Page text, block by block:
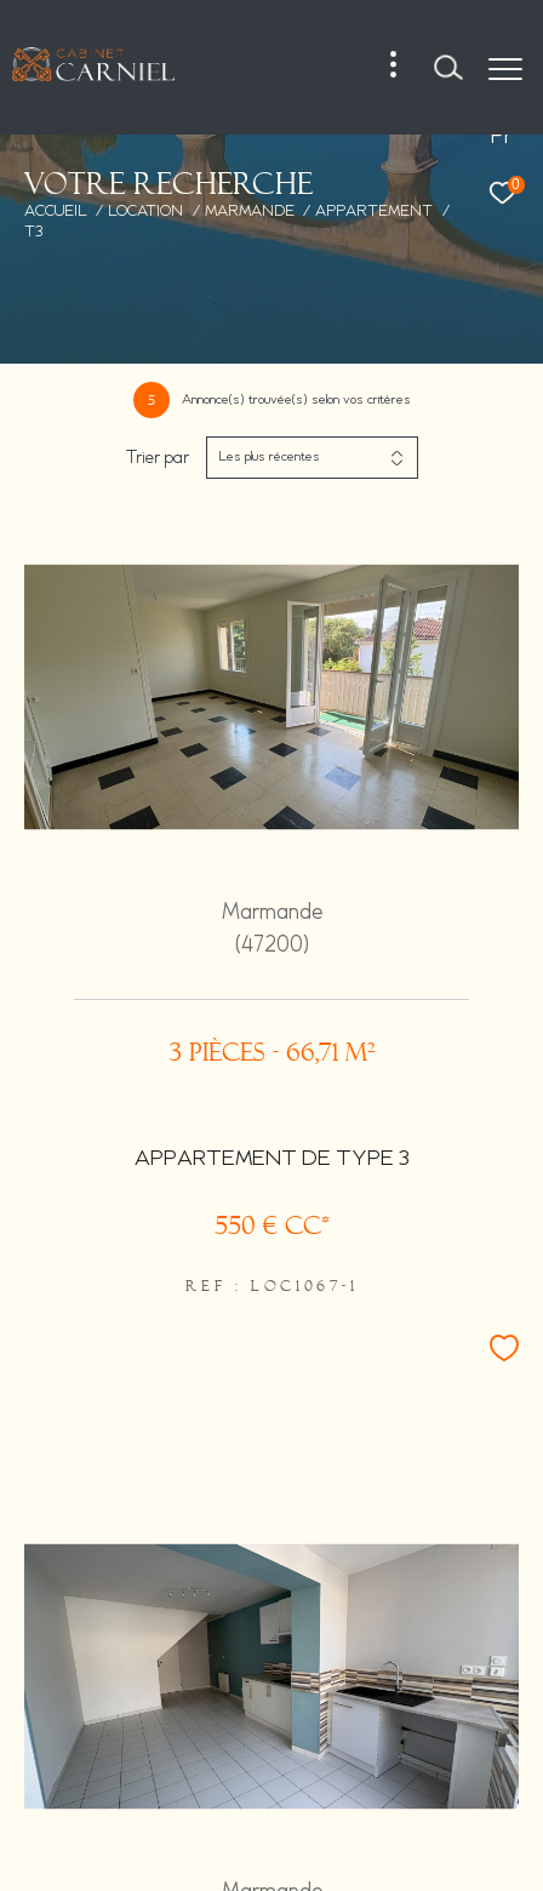
Fr
0
Votre recherche
ACCUEIL LOCATION MARMANDE
APPARTEMENT
T3
5 Annonce(s) trouvée(s) selon vos critères
Trier par Les plus récentes
Marmande
(47200)
3 pièces - 66,71 m²
APPARTEMENT DE TYPE 3
550 € CC*
REF : LOC1067-1